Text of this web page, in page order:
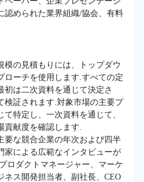
認められた業界組織/協会、有料
模の見積もりには、トップダウ
ローチを使用します.すべての定
は二次資料を通じて決定さ
検証されます.対象市場の主要プ
特定し、一次資料を通じて、
貢献度を確認します.
要な競合企業の年次および四半
家による広範なインタビューが
ロダクトマネージャー、マーケ
ネス開発担当者、副社長、CEO